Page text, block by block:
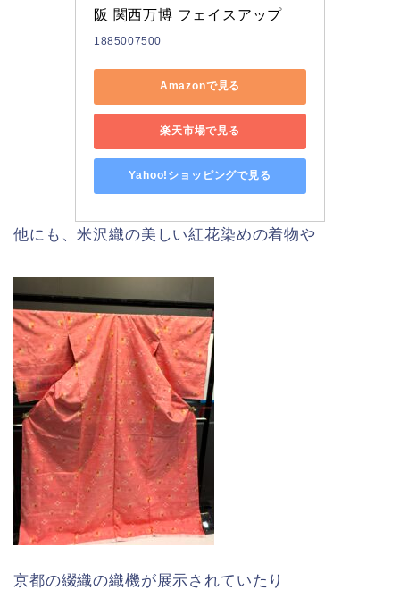
阪 関西万博 フェイスアップ
1885007500
Amazonで見る
楽天市場で見る
Yahoo!ショッピングで見る
他にも、米沢織の美しい紅花染めの着物や
京都の綴織の織機が展示されていたり